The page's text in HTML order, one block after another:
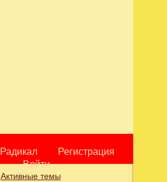
Радикал
Регистрация
Войти
Активные темы